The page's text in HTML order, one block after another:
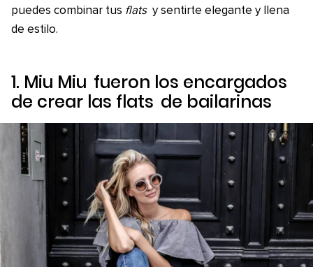
puedes combinar tus flats y sentirte elegante y llena
de estilo.
1. Miu Miu fueron los encargados
de crear las flats de bailarinas